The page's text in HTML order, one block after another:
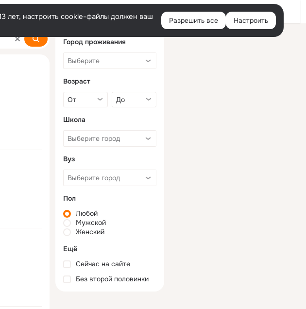
Войти
лет, настроить cookie-файлы должен ваш
Разрешить все Настроить
Город проживания
Возраст
Школа
Вуз
Пол
Любой
Мужской
Женский
Ещё
Сейчас на сайте
Без второй половинки